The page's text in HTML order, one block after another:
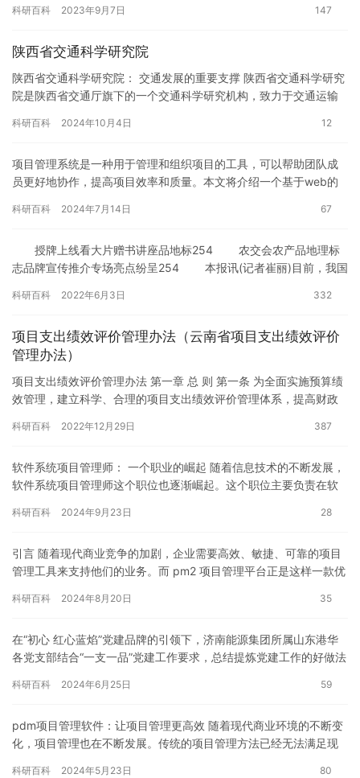
在…
科研百科 2023年9月7日 147
陕西省交通科学研究院
陕西省交通科学研究院： 交通发展的重要支撑 陕西省交通科学研究
院是陕西省交通厅旗下的一个交通科学研究机构，致力于交通运输
直…
科研百科 2024年10月4日 12
项目管理系统是一种用于管理和组织项目的工具，可以帮助团队成
员更好地协作，提高项目效率和质量。本文将介绍一个基于web的
科研百科 2024年7月14日 67
授牌上线看大片赠书讲座品地标254 农交会农产品地理标
志品牌宣传推介专场亮点纷呈254 本报讯(记者崔丽)目前，我国
科研百科 2022年6月3日 332
项目支出绩效评价管理办法（云南省项目支出绩效评价
管理办法）
项目支出绩效评价管理办法 第一章 总 则 第一条 为全面实施预算绩
效管理，建立科学、合理的项目支出绩效评价管理体系，提高财政
科研百科 2022年12月29日 387
软件系统项目管理师： 一个职业的崛起 随着信息技术的不断发展，
软件系统项目管理师这个职位也逐渐崛起。这个职位主要负责在软
面，…
科研百科 2024年9月23日 28
引言 随着现代商业竞争的加剧，企业需要高效、敏捷、可靠的项目
管理工具来支持他们的业务。而 pm2 项目管理平台正是这样一款优
科研百科 2024年8月20日 35
在“初心 红心蓝焰”党建品牌的引领下，济南能源集团所属山东港华
各党支部结合“一支一品”党建工作要求，总结提炼党建工作的好做法
科研百科 2024年6月25日 59
pdm项目管理软件：让项目管理更高效 随着现代商业环境的不断变
化，项目管理也在不断发展。传统的项目管理方法已经无法满足现
科研百科 2024年5月23日 80